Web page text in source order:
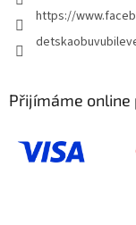
https://
Přijímáme online